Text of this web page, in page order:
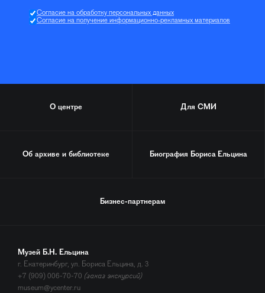
Согласие на обработку персональных данных
Согласие на получение информационно-рекламных материалов
О центре Для СМИ
Об архиве и библиотеке Биография Бориса Ельцина
Бизнес-партнерам
Музей Б.Н. Ельцина
г. Екатеринбург, ул. Бориса Ельцина, д. 3
+7 (909) 006-70-70 (заказ экскурсий)
museum@ycenter.ru